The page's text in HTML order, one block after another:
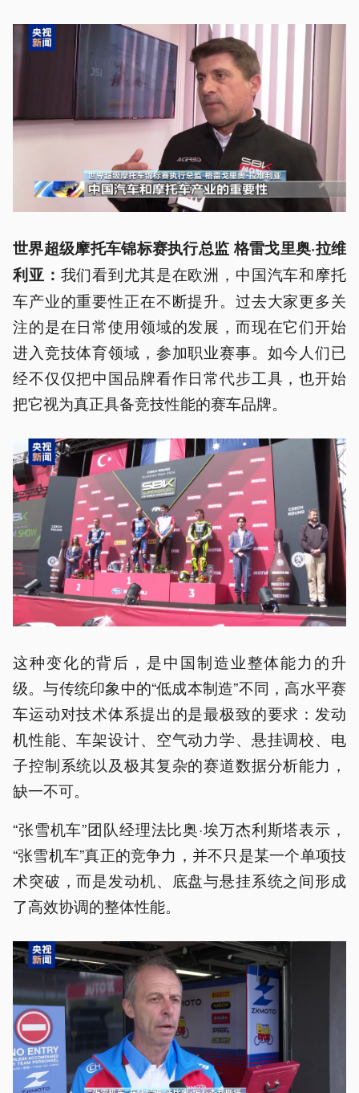
世界超级摩托车锦标赛执行总监 格雷戈里奥·拉维
利亚： 我们看到尤其是在欧洲，中国汽车和摩托
车产业的重要性正在不断提升。过去大家更多关
注的是在日常使用领域的发展，而现在它们开始
进入竞技体育领域，参加职业赛事。如今人们已
经不仅仅把中国品牌看作日常代步工具，也开始
把它视为真正具备竞技性能的赛车品牌。
这种变化的背后，是中国制造业整体能力的升
级。与传统印象中的“低成本制造”不同，高水平赛
车运动对技术体系提出的是最极致的要求：发动
机性能、车架设计、空气动力学、悬挂调校、电
子控制系统以及极其复杂的赛道数据分析能力，
缺一不可。
“张雪机车”团队经理法比奥·埃万杰利斯塔表示，
“张雪机车”真正的竞争力，并不只是某一个单项技
术突破，而是发动机、底盘与悬挂系统之间形成
了高效协调的整体性能。